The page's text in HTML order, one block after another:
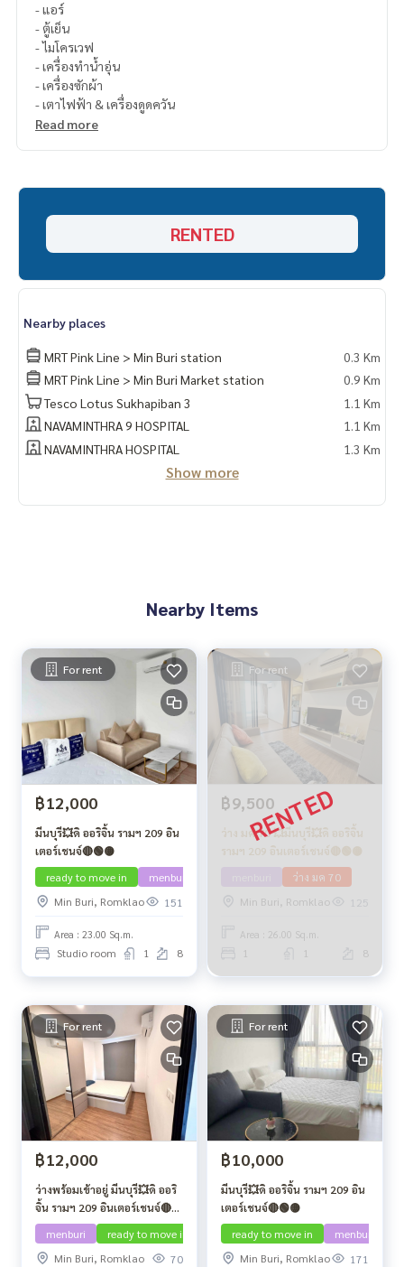
- แอร์
- ตู้เย็น
- ไมโครเวฟ
- เครื่องทำน้ำอุ่น
- เครื่องซักผ้า
- เตาไฟฟ้า & เครื่องดูดควัน
Read more
RENTED
Nearby places
MRT Pink Line > Min Buri station
0.3 Km
MRT Pink Line > Min Buri Market station
0.9 Km
Tesco Lotus Sukhapiban 3
1.1 Km
NAVAMINTHRA 9 HOSPITAL
1.1 Km
NAVAMINTHRA HOSPITAL
1.3 Km
Show more
Nearby Items
For rent
฿12,000
มีนบุรี💥ดิ ออริจิ้น รามฯ 209 อิน
เตอร์เชนจ์🔴🟢🟡
ready to move in
menburi
Min Buri, Romklao
151
Area : 23.00 Sq.m.
Studio room 1 8
For rent
฿9,500
ว่าง มค 70 💥มีนบุรี💥ดิ ออริจิ้น
รามฯ 209 อินเตอร์เชนจ์🔴🟢🟡
ว่าง มค 70
Min Buri, Romklao
125
Area : 26.00 Sq.m.
1 1 8
For rent
฿12,000
ว่างพร้อมเข้าอยู่ มีนบุรี💥ดิ ออริ
จิ้น รามฯ 209 อินเตอร์เชนจ์🔴🟢
🟡
menburi
ready to move in
Min Buri, Romklao
70
For rent
฿10,000
มีนบุรี💥ดิ ออริจิ้น รามฯ 209 อิน
เตอร์เชนจ์🔴🟢🟡
ready to move in
menburi
Min Buri, Romklao
171